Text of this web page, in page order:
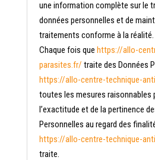
une information complète sur le
données personnelles et de
traitements conforme à la réalité.
Chaque fois que https://allo-
parasites.fr/ traite des Données
https://allo-centre-technique-
toutes les mesures raisonnables
l’exactitude et de la pertinence
Personnelles au regard des
https://allo-centre-technique-
traite.